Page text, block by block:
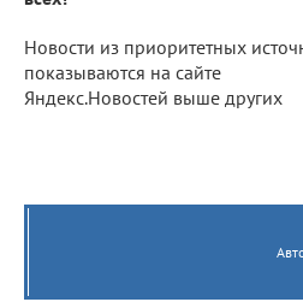
Новости из приоритетных
показываются на сайте
Яндекс.Новостей выше других